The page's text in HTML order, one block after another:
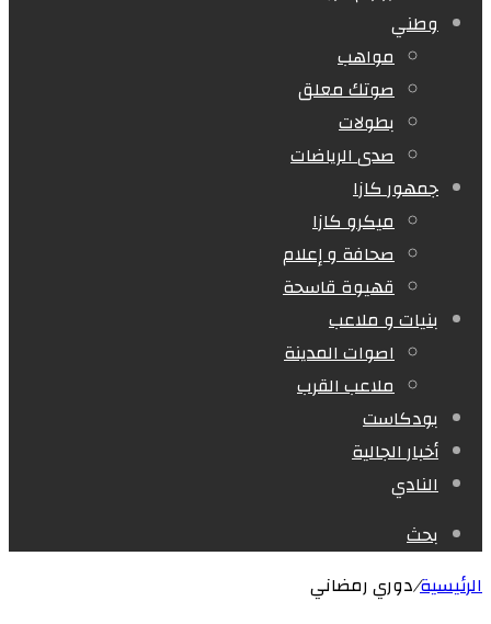
وطني
مواهب
صوتك معلق
بطولات
صدى الرياضات
جمهور كازا
ميكرو كازا
صحافة و إعلام
قهيوة قاسحة
بنيات و ملاعب
اصوات المدينة
ملاعب القرب
بودكاست
أخبار الجالية
النادي
بحث
الرئيسية/دوري رمضاني